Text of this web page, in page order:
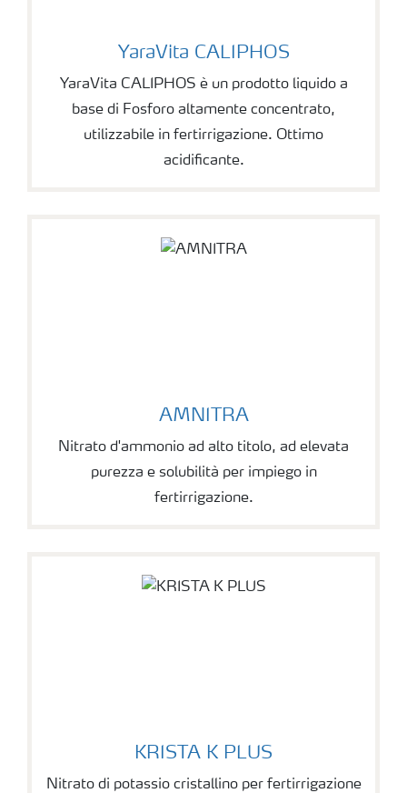
YaraVita CALIPHOS
YaraVita CALIPHOS è un prodotto liquido a
base di Fosforo altamente concentrato,
utilizzabile in fertirrigazione. Ottimo
acidificante.
AMNITRA
Nitrato d'ammonio ad alto titolo, ad elevata
purezza e solubilità per impiego in
fertirrigazione.
KRISTA K PLUS
Nitrato di potassio cristallino per fertirrigazione